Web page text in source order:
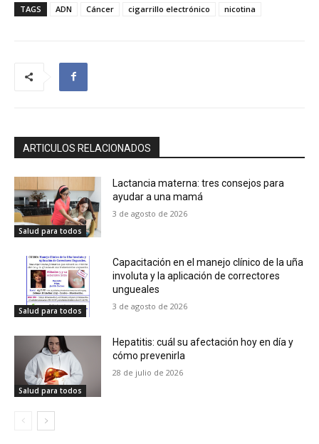
TAGS ADN Cáncer cigarrillo electrónico nicotina
ARTICULOS RELACIONADOS
Salud para todos
Lactancia materna: tres consejos para
ayudar a una mamá
3 de agosto de 2026
Salud para todos
Capacitación en el manejo clínico de la uña
involuta y la aplicación de correctores
ungueales
3 de agosto de 2026
Salud para todos
Hepatitis: cuál su afectación hoy en día y
cómo prevenirla
28 de julio de 2026